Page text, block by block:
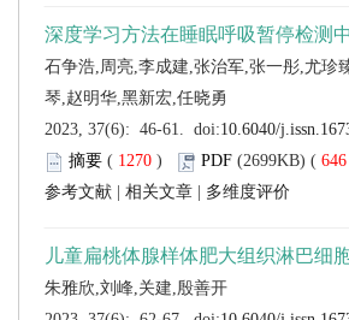
( ) 646